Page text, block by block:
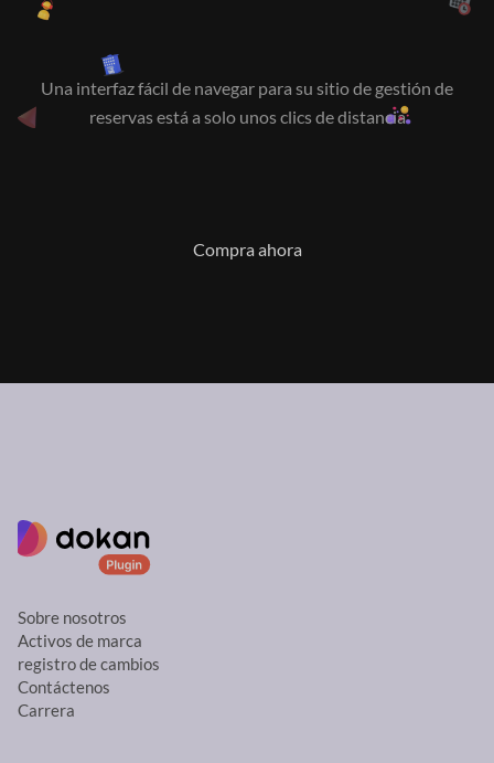
Una interfaz fácil de navegar para su sitio de gestión de
reservas está a solo unos clics de distancia
Compra ahora
Sobre nosotros
Activos de marca
registro de cambios
Contáctenos
Carrera